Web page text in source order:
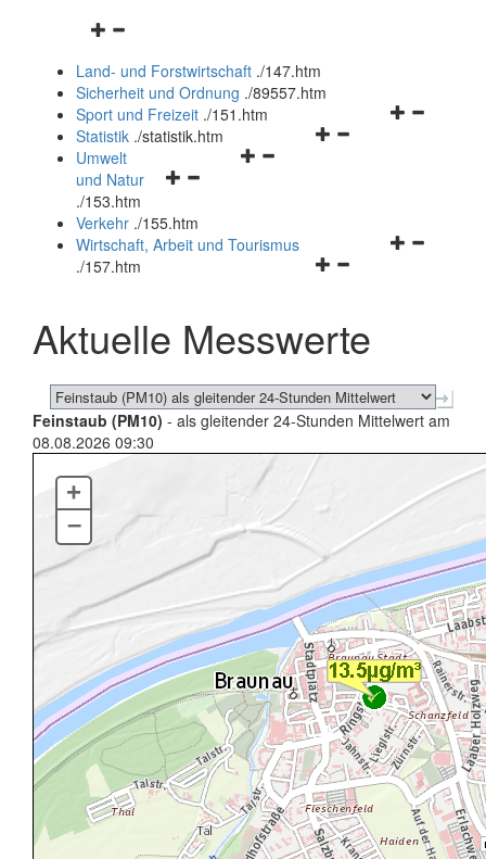
Navigationsmenü
und
schließen
Land- und Forstwirtschaft ./147.htm
Sicherheit und Ordnung ./89557.htm
Navigationsmenü
Sport und Freizeit ./151.htm
Navigationsmenü
Statistik ./statistik.htm
Navigationsmenü
und
schließen
Umwelt
und Natur
./153.htm
Verkehr ./155.htm
Navigationsmenü
schließen
Wirtschaft, Arbeit und Tourismus
./157.htm
Aktuelle Messwerte
Feinstaub (PM10) - als gleitender 24-Stunden Mittelwert am
08.08.2026 09:30
+
–